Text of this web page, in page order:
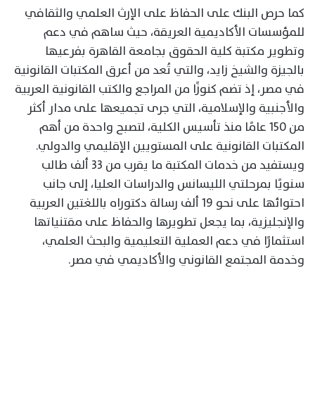
كما حرص البنك على الحفاظ على الإرث العلمي والثقافي
للمؤسسات الأكاديمية العريقة، حيث ساهم في دعم
وتطوير مكتبة كلية الحقوق بجامعة القاهرة بفرعيها
بالجيزة والشيخ زايد، والتي تُعد من أعرق المكتبات القانونية
في مصر، إذ تضم كنوزًا من المراجع والكتب القانونية العربية
والأجنبية والإسلامية، التي جرى تجميعها على مدار أكثر
من 150 عامًا منذ تأسيس الكلية، لتصبح واحدة من أهم
المكتبات القانونية على المستويين الإقليمي والدولي.
ويستفيد من خدمات المكتبة ما يقرب من 33 ألف طالب
سنويًا بمرحلتي الليسانس والدراسات العليا، إلى جانب
احتوائها على نحو 19 ألف رسالة دكتوراه باللغتين العربية
والإنجليزية، بما يجعل تطويرها والحفاظ على مقتنياتها
استثمارًا في دعم العملية التعليمية والبحث العلمي،
وخدمة المجتمع القانوني والأكاديمي في مصر.